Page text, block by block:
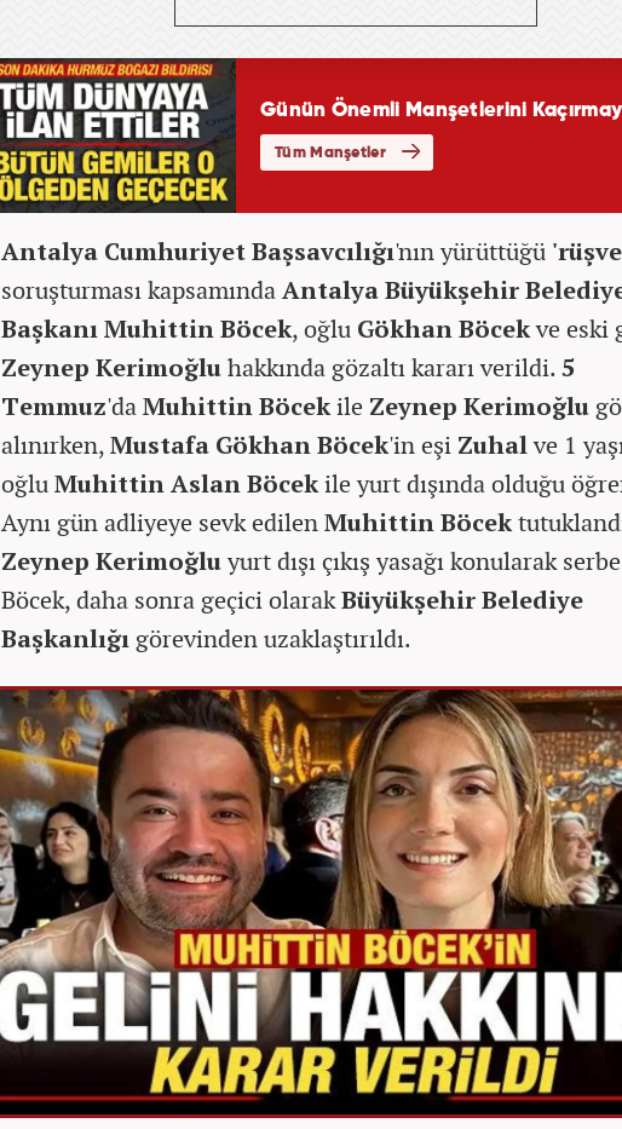
Antalya Cumhuriyet Başsavcılığı'nın yürüttüğü
soruşturması kapsamındaAntalya Büyükşehir
Başkanı Muhittin Böcek, oğlu Gökhan Böcekve eski
Zeynep Kerimoğluhakkında gözaltı kararı verildi.5
Temmuz'daMuhittin Böcekile Zeynep Kerimoğlu
alınırken,Mustafa Gökhan Böcek'in eşi Zuhalve 1
oğluMuhittin Aslan Böcekile yurt dışında olduğu
Aynı gün adliyeye sevk edilenMuhittin Böcek
Zeynep Kerimoğluyurt dışı çıkış yasağı konularak
Böcek, daha sonra geçici olarakBüyükşehir Belediye
Başkanlığı görevinden uzaklaştırıldı.